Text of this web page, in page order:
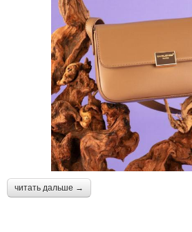
читать дальше →